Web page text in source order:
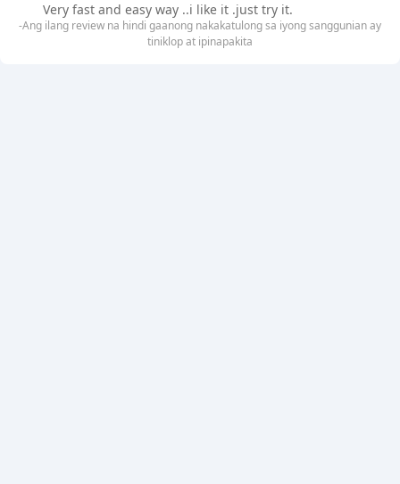
Very fast and easy way ..i like it .just try it.
-Ang ilang review na hindi gaanong nakakatulong sa iyong sanggunian ay
tiniklop at ipinapakita